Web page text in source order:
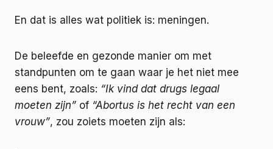
En dat is alles wat politiek is: meningen.
De beleefde en gezonde manier om met
standpunten om te gaan waar je het niet mee
eens bent, zoals: “Ik vind dat drugs legaal
moeten zijn” of “Abortus is het recht van een
vrouw”, zou zoiets moeten zijn als: